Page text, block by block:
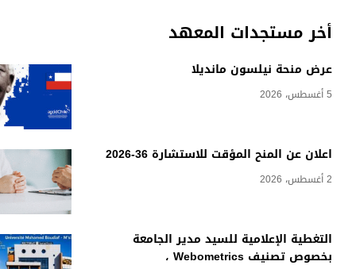
أخر مستجدات المعهد
عرض منحة نيلسون مانديلا
5 أغسطس، 2026
اعلان عن المنح المؤقت للاستشارة 36-2026
2 أغسطس، 2026
التغطية الإعلامية للسيد مدير الجامعة
بخصوص تصنيف Webometrics ،